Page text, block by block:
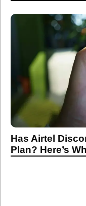
Has Airtel
Plan? Here’s